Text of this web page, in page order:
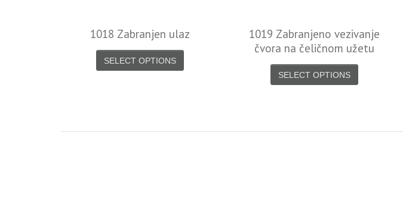
1018 Zabranjen ulaz
SELECT OPTIONS
1019 Zabranjeno vezivanje
čvora na čeličnom užetu
SELECT OPTIONS